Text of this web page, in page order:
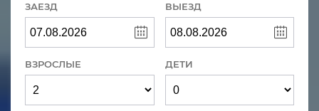
ЗАЕЗД ВЫЕЗД
ВЗРОСЛЫЕ ДЕТИ